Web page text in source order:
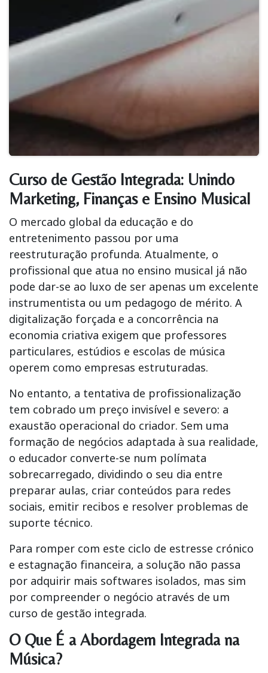
Curso de Gestão Integrada: Unindo
Marketing, Finanças e Ensino Musical
O mercado global da educação e do
entretenimento passou por uma
reestruturação profunda. Atualmente, o
profissional que atua no ensino musical já não
pode dar-se ao luxo de ser apenas um excelente
instrumentista ou um pedagogo de mérito. A
digitalização forçada e a concorrência na
economia criativa exigem que professores
particulares, estúdios e escolas de música
operem como empresas estruturadas.
No entanto, a tentativa de profissionalização
tem cobrado um preço invisível e severo: a
exaustão operacional do criador. Sem uma
formação de negócios adaptada à sua realidade,
o educador converte-se num polímata
sobrecarregado, dividindo o seu dia entre
preparar aulas, criar conteúdos para redes
sociais, emitir recibos e resolver problemas de
suporte técnico.
Para romper com este ciclo de estresse crónico
e estagnação financeira, a solução não passa
por adquirir mais softwares isolados, mas sim
por compreender o negócio através de um
curso de gestão integrada.
O Que É a Abordagem Integrada na
Música?